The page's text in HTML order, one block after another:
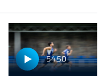
54:50